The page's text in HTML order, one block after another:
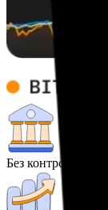
Без контроля